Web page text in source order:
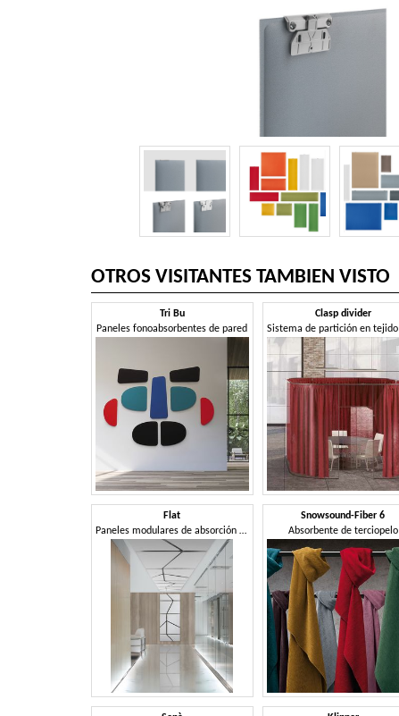
OTROS VISITANTES TAMBIEN VISTO
Tri Bu
Paneles fonoabsorbentes de pared
Clasp divider
Flat
Paneles modulares de absorción de sonido con una superficie perfectamente plana.
Snowsound-Fiber 6
Absorbente de terciopelo